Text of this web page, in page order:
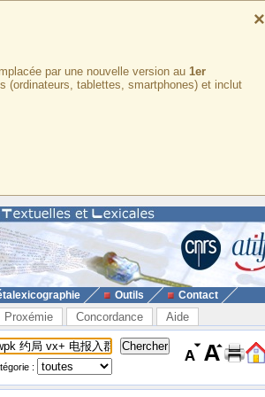
×
par une nouvelle version au 1er
(ordinateurs, tablettes, smartphones) et inclut
Outils Contact
Proxémie Concordance Aide
: